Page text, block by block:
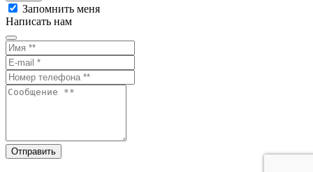
Запомнить меня
Написать нам
Отправить